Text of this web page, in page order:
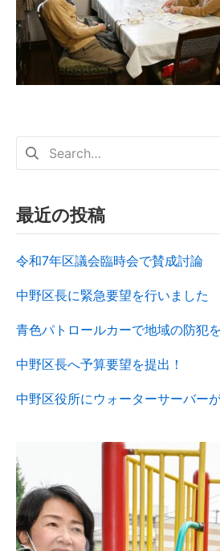
最近の投稿
令和7年区議会臨時会で賛成討論
中野区長に緊急要望を行いました
青色パトロールカーで地域の防犯
中野区長へ予算要望を提出！
中野区役所にウォーターサーバー